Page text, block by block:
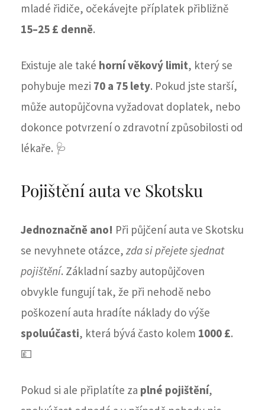
mladé řidiče, očekávejte příplatek přibližně
15–25 £ denně.
Existuje ale také horní věkový limit, který se
pohybuje mezi 70 a 75 lety. Pokud jste starší,
může autopůjčovna vyžadovat doplatek, nebo
dokonce potvrzení o zdravotní způsobilosti od
lékaře. 🩺
Pojištění auta ve Skotsku
Jednoznačně ano! Při půjčení auta ve Skotsku
se nevyhnete otázce, zda si přejete sjednat
pojištění. Základní sazby autopůjčoven
obvykle fungují tak, že při nehodě nebo
poškození auta hradíte náklady do výše
spoluúčasti, která bývá často kolem 1000 £.
💷
Pokud si ale připlatíte za plné pojištění,